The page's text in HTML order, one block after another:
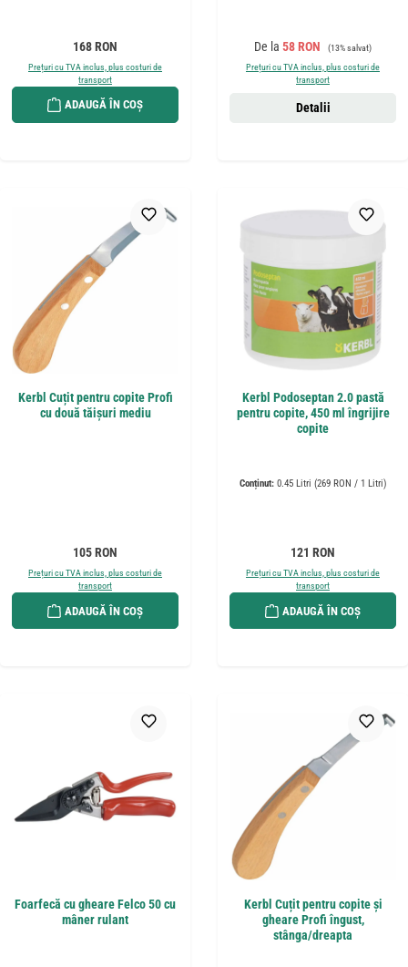
Preț obișnuit:
168 RON
Prețuri cu TVA inclus, plus costuri de
transport
ADAUGĂ ÎN COȘ
Preț de vânzare:
De la 58 RON Preț obișnuit:
(13% salvat)
Prețuri cu TVA inclus, plus costuri de
transport
Detalii
Kerbl Cuțit pentru copite Profi
cu două tăișuri mediu
Preț obișnuit:
105 RON
Prețuri cu TVA inclus, plus costuri de
transport
ADAUGĂ ÎN COȘ
Kerbl Podoseptan 2.0 pastă
pentru copite, 450 ml îngrijire
copite
Conținut: 0.45 Litri (269 RON / 1 Litri)
Preț obișnuit:
121 RON
Prețuri cu TVA inclus, plus costuri de
transport
ADAUGĂ ÎN COȘ
Foarfecă cu gheare Felco 50 cu
mâner rulant
Kerbl Cuțit pentru copite și
gheare Profi îngust,
stânga/dreapta